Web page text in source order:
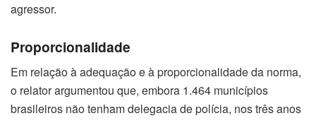
agressor.
Proporcionalidade
Em relação à adequação e à proporcionalidade da norma,
o relator argumentou que, embora 1.464 municípios
brasileiros não tenham delegacia de polícia, nos três anos